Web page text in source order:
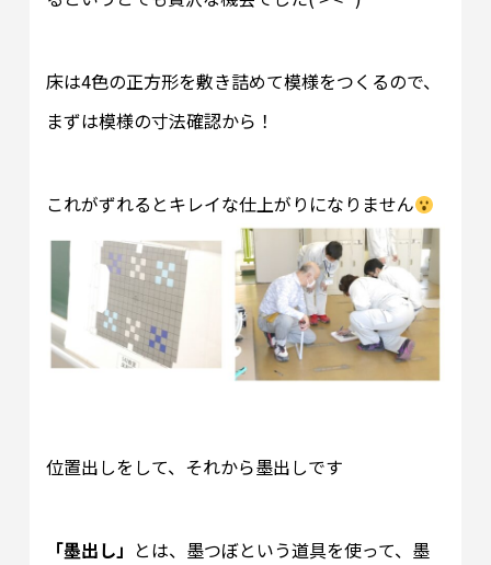
床は4色の正方形を敷き詰めて模様をつくるので、
まずは模様の寸法確認から！
これがずれるとキレイな仕上がりになりません
位置出しをして、それから墨出しです
「墨出し」 とは、墨つぼという道具を使って、墨